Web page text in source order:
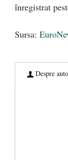
înregistrat
Sursa:
Despre